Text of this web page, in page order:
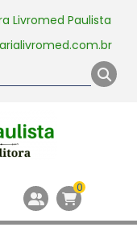
Livromed Paulista
0